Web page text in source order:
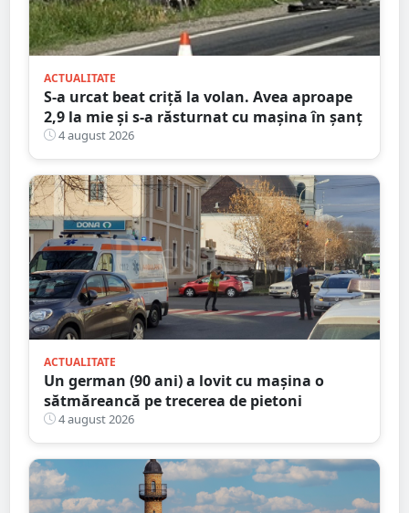
ACTUALITATE
S-a urcat beat criță la volan. Avea aproape
2,9 la mie și s-a răsturnat cu mașina în șanț
4 august 2026
ACTUALITATE
Un german (90 ani) a lovit cu mașina o
sătmăreancă pe trecerea de pietoni
4 august 2026